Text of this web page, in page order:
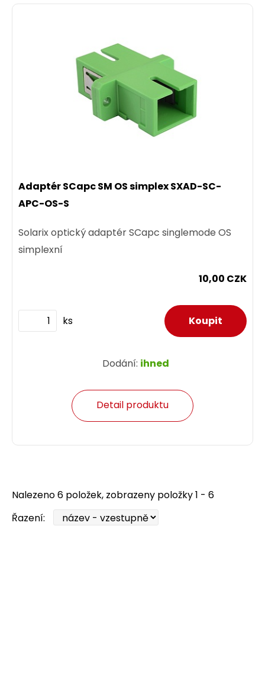
Adaptér SCapc SM OS simplex SXAD-SC-
APC-OS-S
Solarix optický adaptér SCapc singlemode OS
simplexní
10,00 CZK
ks
Dodání: ihned
Detail produktu
Nalezeno 6 položek, zobrazeny položky 1 - 6
Řazení: